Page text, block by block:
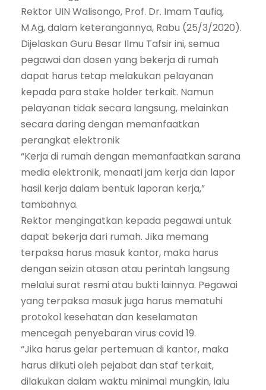
Rektor UIN Walisongo, Prof. Dr. Imam Taufiq,
M.Ag, dalam keterangannya, Rabu (25/3/2020).
Dijelaskan Guru Besar Ilmu Tafsir ini, semua
pegawai dan dosen yang bekerja di rumah
dapat harus tetap melakukan pelayanan
kepada para stake holder terkait. Namun
pelayanan tidak secara langsung, melainkan
secara daring dengan memanfaatkan
perangkat elektronik
“Kerja di rumah dengan memanfaatkan sarana
media elektronik, menaati jam kerja dan lapor
hasil kerja dalam bentuk laporan kerja,”
tambahnya.
Rektor mengingatkan kepada pegawai untuk
dapat bekerja dari rumah. Jika memang
terpaksa harus masuk kantor, maka harus
dengan seizin atasan atau perintah langsung
melalui surat resmi atau bukti lainnya. Pegawai
yang terpaksa masuk juga harus mematuhi
protokol kesehatan dan keselamatan
mencegah penyebaran virus covid 19.
“Jika harus gelar pertemuan di kantor, maka
harus diikuti oleh pejabat dan staf terkait,
dilakukan dalam waktu minimal mungkin, lalu